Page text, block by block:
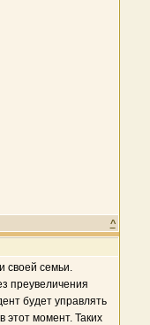
^
своей семьи.
преувеличения
будет управлять
момент. Таких